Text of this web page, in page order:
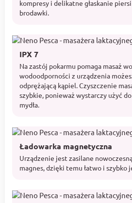
kompresy i delikatne głaskanie
brodawki.
IPX 7
Na zastój pokarmu pomaga masaż
wodoodporności z urządzenia
odprężającą kąpiel. Czyszczenie
szybkie, ponieważ wystarczy użyć
mydła.
Ładowarka magnetyczna
Urządzenie jest zasilane
magnes, dzięki temu łatwo i szybko